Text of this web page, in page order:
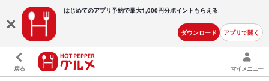
はじめてのアプリ予約で最大1,000円分ポイントもらえる
ダウンロード アプリで開く
戻る マイメニュー